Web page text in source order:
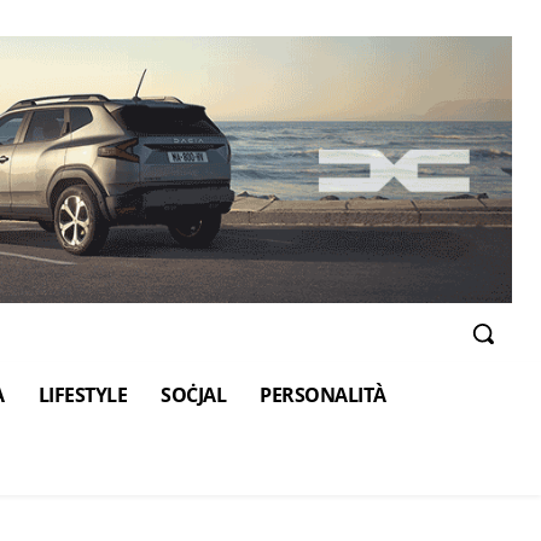
LIFESTYLE SOĊJAL PERSONALITÀ